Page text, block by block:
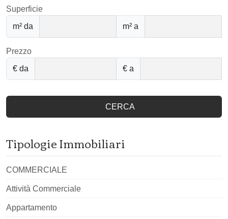
Superficie
m² da
m² a
Prezzo
€ da
€ a
CERCA
Tipologie Immobiliari
COMMERCIALE
Attività Commerciale
Appartamento